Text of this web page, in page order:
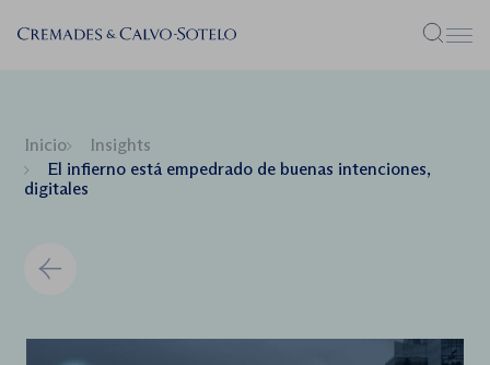
Menú
Inicio
Insights
El infierno está empedrado de buenas intenciones,
digitales